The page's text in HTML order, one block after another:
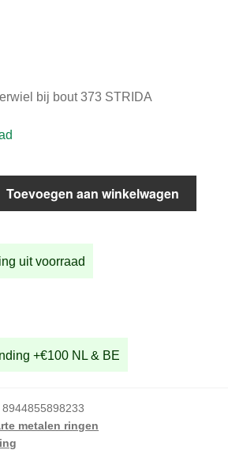
bij bout 373 STRIDA
Toevoegen aan winkelwagen
uit voorraad
+€100 NL & BE
8944855898233
metalen ringen